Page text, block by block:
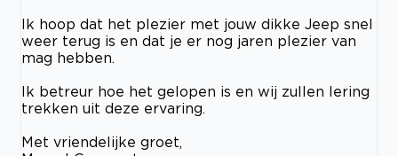
Ik hoop dat het plezier met jouw dikke Jeep snel
weer terug is en dat je er nog jaren plezier van
mag hebben.
Ik betreur hoe het gelopen is en wij zullen lering
trekken uit deze ervaring.
Met vriendelijke groet,